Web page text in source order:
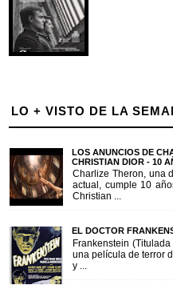
LO + VISTO DE LA
LOS ANUNCIOS DE
CHRISTIAN DIOR - 10
Charlize Theron, una
actual, cumple 10
Christian ...
EL DOCTOR
Frankenstein
una película de terror
y ...